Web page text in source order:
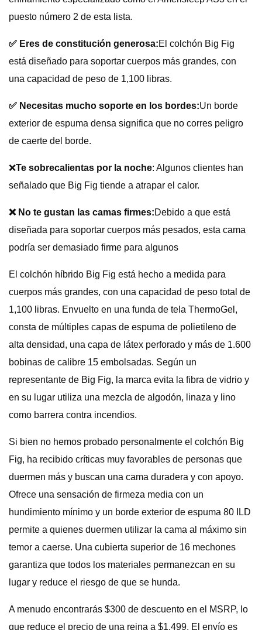
puesto número 2 de esta lista.
✅ Eres de constitución generosa:El colchón Big Fig
está diseñado para soportar cuerpos más grandes, con
una capacidad de peso de 1,100 libras.
✅ Necesitas mucho soporte en los bordes:Un borde
exterior de espuma densa significa que no corres peligro
de caerte del borde.
❌Te sobrecalientas por la noche: Algunos clientes han
señalado que Big Fig tiende a atrapar el calor.
❌ No te gustan las camas firmes:Debido a que está
diseñada para soportar cuerpos más pesados, esta cama
podría ser demasiado firme para algunos
El colchón híbrido Big Fig está hecho a medida para
cuerpos más grandes, con una capacidad de peso total de
1,100 libras. Envuelto en una funda de tela ThermoGel,
consta de múltiples capas de espuma de polietileno de
alta densidad, una capa de látex perforado y más de 1.600
bobinas de calibre 15 embolsadas. Según un
representante de Big Fig, la marca evita la fibra de vidrio y
en su lugar utiliza una mezcla de algodón, linaza y lino
como barrera contra incendios.
Si bien no hemos probado personalmente el colchón Big
Fig, ha recibido críticas muy favorables de personas que
duermen más y buscan una cama duradera y con apoyo.
Ofrece una sensación de firmeza media con un
hundimiento mínimo y un borde exterior de espuma 80 ILD
permite a quienes duermen utilizar la cama al máximo sin
temor a caerse. Una cubierta superior de 16 mechones
garantiza que todos los materiales permanezcan en su
lugar y reduce el riesgo de que se hunda.
A menudo encontrarás $300 de descuento en el MSRP, lo
que reduce el precio de una reina a $1,499. El envío es